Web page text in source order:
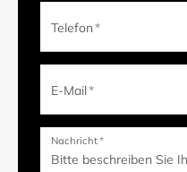
Telefon*
E-Mail*
Nachricht*